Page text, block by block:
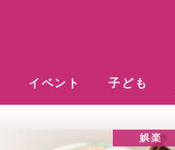
イベント 子ども
娯楽